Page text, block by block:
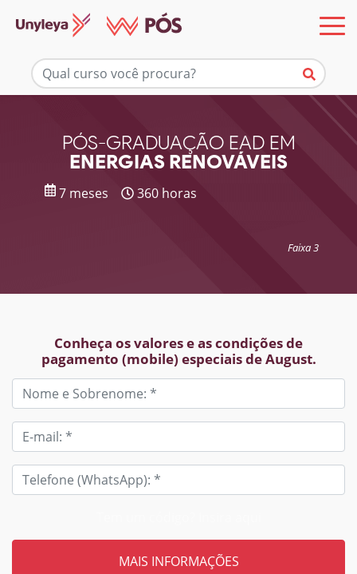
PÓS-GRADUAÇÃO EAD EM
ENERGIAS RENOVÁVEIS
7 meses 360 horas
Faixa 3
Conheça os valores e as condições de
pagamento (mobile) especiais de August.
Mais informações